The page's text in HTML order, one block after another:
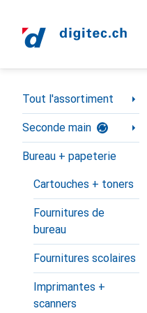
Navigation par catégorie
Tout l'assortiment
Seconde main
Bureau + papeterie
Cartouches + toners
Fournitures de
bureau
Fournitures scolaires
Imprimantes +
scanners